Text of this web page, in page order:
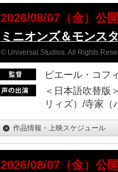
2026/08/07（金）公
ミニオンズ＆モンス
© Universal Studios. All Rights
ピエール・コフ
＜日本語吹替版
リィズ）/寺家（
作品情報・上映スケジュール
2026/08/07（金）公